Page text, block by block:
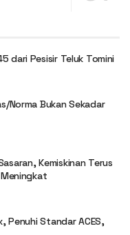
dari Pesisir Teluk Tomini
Norma Bukan Sekadar
Kemiskinan Terus
Penuhi Standar ACES,